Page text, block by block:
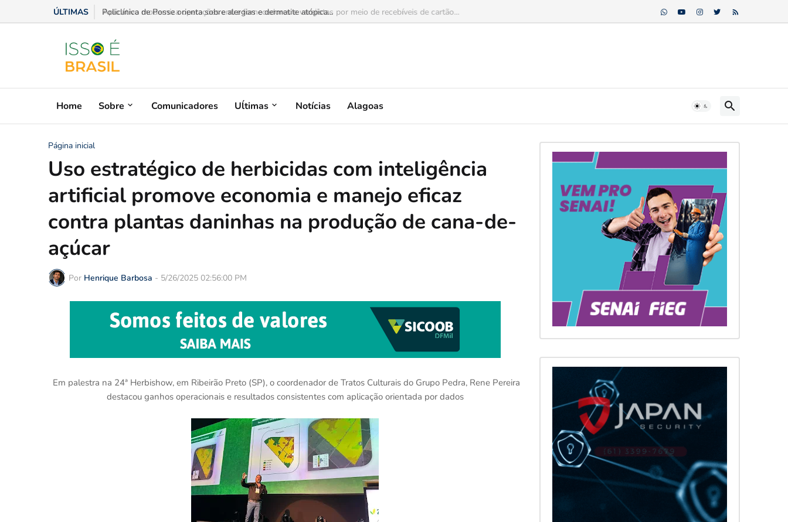
ÚLTIMAS Policlínica de Posse orienta sobre alergias e dermatite atópica...
Home Sobre Comunicadores Uĺtimas Notícias Alagoas
Página inicial
Uso estratégico de herbicidas com inteligência
artificial promove economia e manejo eficaz
contra plantas daninhas na produção de cana-de-
açúcar
Por Henrique Barbosa - 5/26/2025 02:56:00 PM
Em palestra na 24ª Herbishow, em Ribeirão Preto (SP), o coordenador de Tratos Culturais do Grupo Pedra, Rene Pereira
destacou ganhos operacionais e resultados consistentes com aplicação orientada por dados